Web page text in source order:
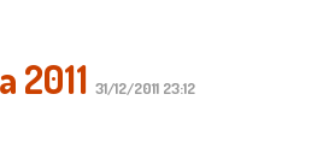
2011 31/12/2011 23:12